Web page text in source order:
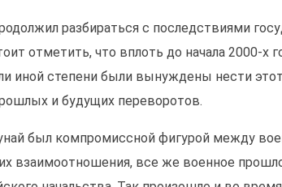
разбираться с последствиями
отметить, что вплоть до начала 2000-х
иной степени были вынуждены нести
и будущих переворотов.
был компромиссной фигурой между
взаимоотношения, все же военное